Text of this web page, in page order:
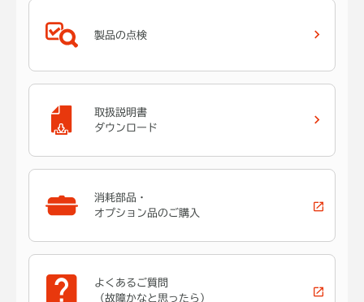
製品の点検
取扱説明書
ダウンロード
消耗部品・
オプション品のご購入
よくあるご質問
（故障かなと思ったら）